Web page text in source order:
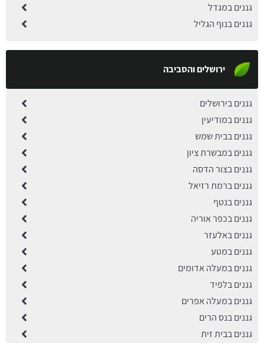
גננים במגדל
גננים בנוף הגליל
ירושלים והסביבה
גננים בירושלים
גננים במודיעין
גננים בבית שמש
גננים במבשרת ציון
גננים בצור הדסה
גננים ברמת רזיאל
גננים בנטף
גננים בכפר אוריה
גננים באלעזר
גננים במטע
גננים במעלה אדומים
גננים בלפיד
גננים במעלה אפרים
גננים בנס הרים
גננים בבית זית